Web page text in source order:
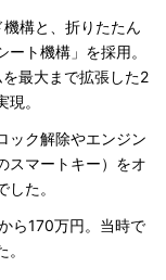
構と、折りたたん
ト機構」を採用。
最大まで拡張した2
。
ック解除やエンジン
スマートキー）をオ
た。
ら170万円。当時で